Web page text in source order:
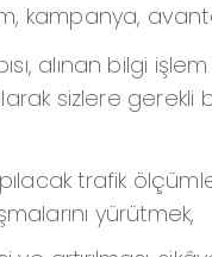
kampanya,
alınan bilgi
sizlere gerekli
trafik
yürütmek,